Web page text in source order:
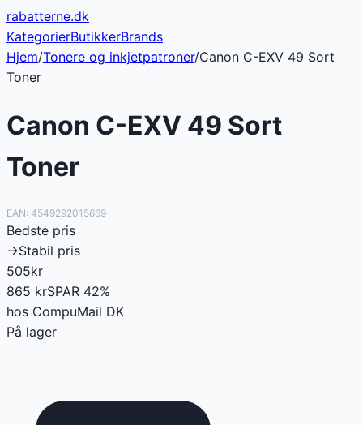
rabatterne.dk
KategorierButikkerBrands
Hjem/Tonere og inkjetpatroner/Canon C-EXV 49 Sort
Toner
Canon C-EXV 49 Sort
Toner
EAN: 4549292015669
Bedste pris
→Stabil pris
505kr
865 krSPAR 42%
hos CompuMail DK
På lager